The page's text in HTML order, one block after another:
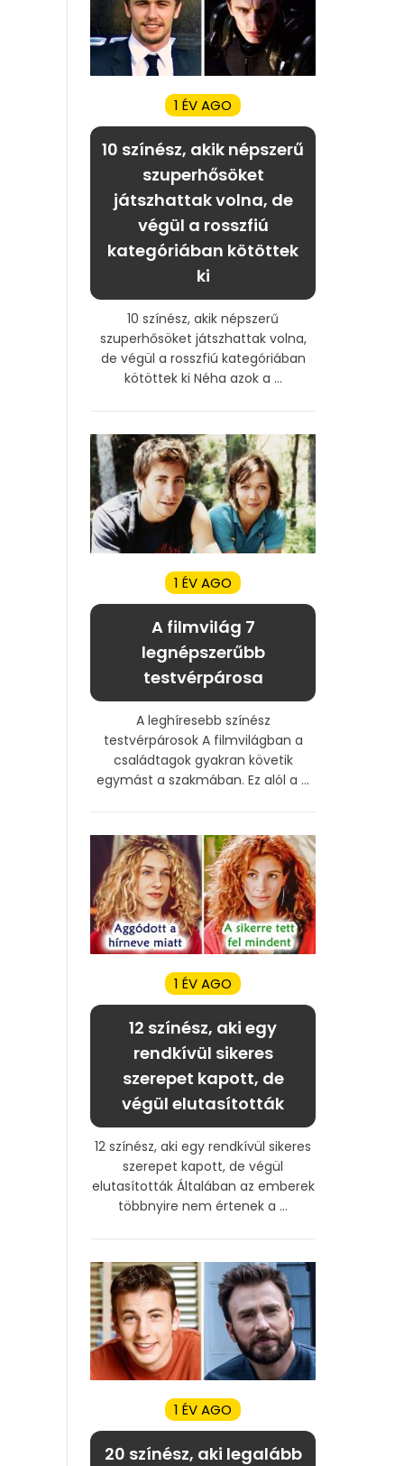
1 ÉV AGO
10 színész, akik népszerű
szuperhősöket
játszhattak volna, de
végül a rosszfiú
kategóriában kötöttek
ki
10 színész, akik népszerű
szuperhősöket játszhattak volna,
de végül a rosszfiú kategóriában
kötöttek ki Néha azok a ...
1 ÉV AGO
A filmvilág 7
legnépszerűbb
testvérpárosa
A leghíresebb színész
testvérpárosok A filmvilágban a
családtagok gyakran követik
egymást a szakmában. Ez alól a ...
1 ÉV AGO
12 színész, aki egy
rendkívül sikeres
szerepet kapott, de
végül elutasították
12 színész, aki egy rendkívül sikeres
szerepet kapott, de végül
elutasították Általában az emberek
többnyire nem értenek a ...
1 ÉV AGO
20 színész, aki legalább